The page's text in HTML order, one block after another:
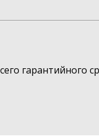
гарантийного